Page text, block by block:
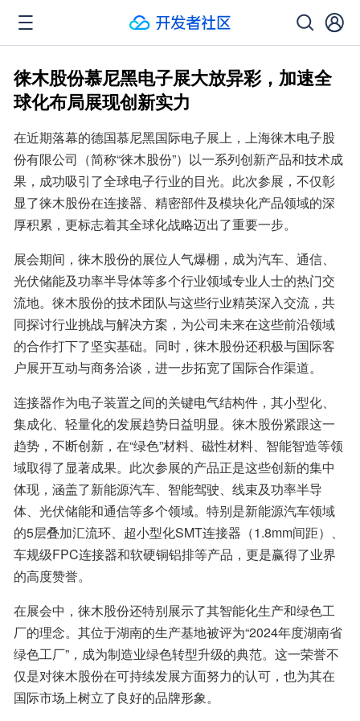
徕木股份慕尼黑电子展大放异彩，加速全
球化布局展现创新实力
在近期落幕的德国慕尼黑国际电子展上，上海徕木电子股
份有限公司（简称“徕木股份”）以一系列创新产品和技术成
果，成功吸引了全球电子行业的目光。此次参展，不仅彰
显了徕木股份在连接器、精密部件及模块化产品领域的深
厚积累，更标志着其全球化战略迈出了重要一步。
展会期间，徕木股份的展位人气爆棚，成为汽车、通信、
光伏储能及功率半导体等多个行业领域专业人士的热门交
流地。徕木股份的技术团队与这些行业精英深入交流，共
同探讨行业挑战与解决方案，为公司未来在这些前沿领域
的合作打下了坚实基础。同时，徕木股份还积极与国际客
户展开互动与商务洽谈，进一步拓宽了国际合作渠道。
连接器作为电子装置之间的关键电气结构件，其小型化、
集成化、轻量化的发展趋势日益明显。徕木股份紧跟这一
趋势，不断创新，在“绿色”材料、磁性材料、智能智造等领
域取得了显著成果。此次参展的产品正是这些创新的集中
体现，涵盖了新能源汽车、智能驾驶、线束及功率半导
体、光伏储能和通信等多个领域。特别是新能源汽车领域
的5层叠加汇流环、超小型化SMT连接器（1.8mm间距）、
车规级FPC连接器和软硬铜铝排等产品，更是赢得了业界
的高度赞誉。
在展会中，徕木股份还特别展示了其智能化生产和绿色工
厂的理念。其位于湖南的生产基地被评为“2024年度湖南省
绿色工厂”，成为制造业绿色转型升级的典范。这一荣誉不
仅是对徕木股份在可持续发展方面努力的认可，也为其在
国际市场上树立了良好的品牌形象。